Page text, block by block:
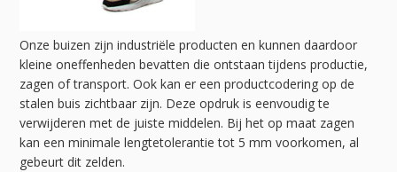
Onze buizen zijn industriële producten en kunnen daardoor
kleine oneffenheden bevatten die ontstaan tijdens productie,
zagen of transport. Ook kan er een productcodering op de
stalen buis zichtbaar zijn. Deze opdruk is eenvoudig te
verwijderen met de juiste middelen. Bij het op maat zagen
kan een minimale lengtetolerantie tot 5 mm voorkomen, al
gebeurt dit zelden.